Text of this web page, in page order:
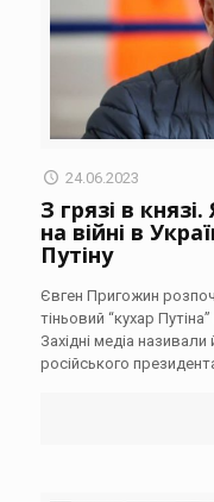
24.06.2023
З грязі в
на війні в
Путіну
Євген Пригожин
тіньовий “кухар
Західні медіа
російського